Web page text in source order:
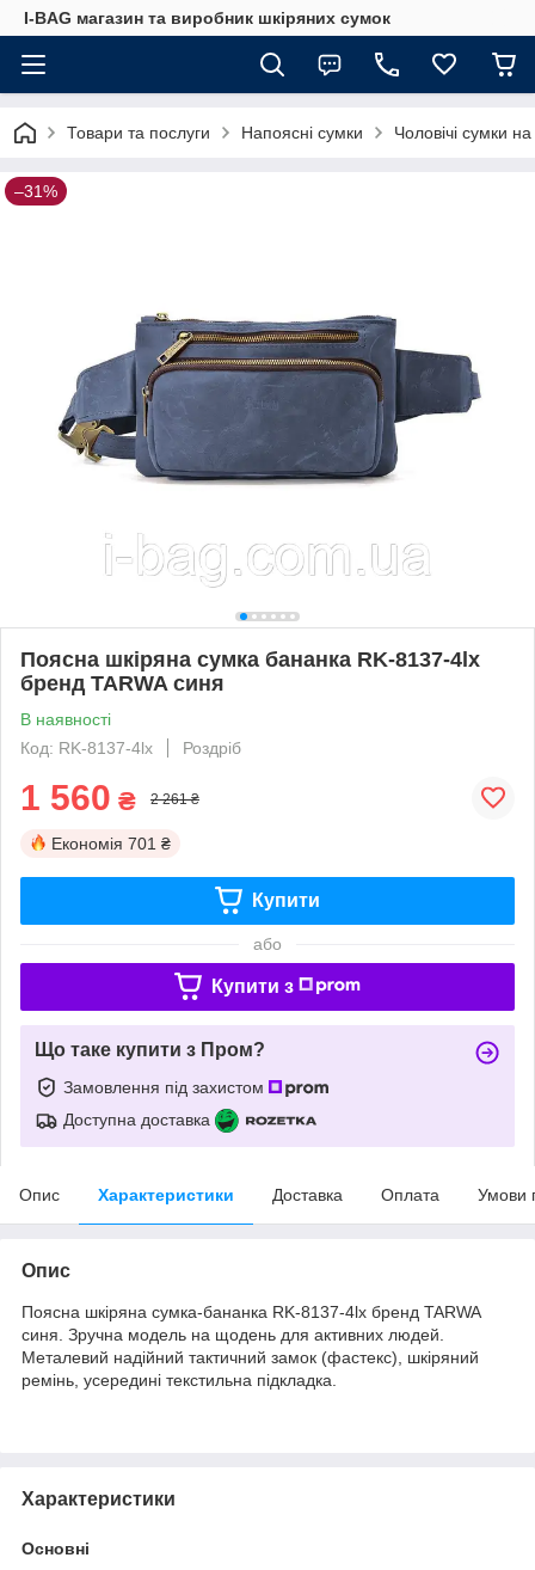
I-BAG магазин та виробник шкіряних сумок
Товари та послуги Напоясні сумки Чоловічі сумки
–31%
Поясна шкіряна сумка бананка RK-8137-4lx
бренд TARWA синя
В наявності
Код: RK-8137-4lx
Роздріб
1 560 ₴ 2 261 ₴
Економія 701 ₴
Купити
або
Купити з
Що таке купити з Пром?
Замовлення під захистом
Доступна доставка
Опис Характеристики Доставка Оплата Умови
Опис
Поясна шкіряна сумка-бананка RK-8137-4lx бренд TARWA
синя. Зручна модель на щодень для активних людей.
Металевий надійний тактичний замок (фастекс), шкіряний
ремінь, усередині текстильна підкладка.
Характеристики
Основні